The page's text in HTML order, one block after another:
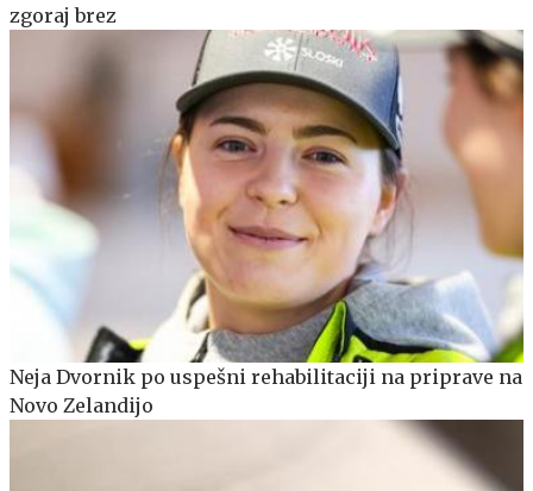
zgoraj brez
Neja Dvornik po uspešni rehabilitaciji na priprave na
Novo Zelandijo